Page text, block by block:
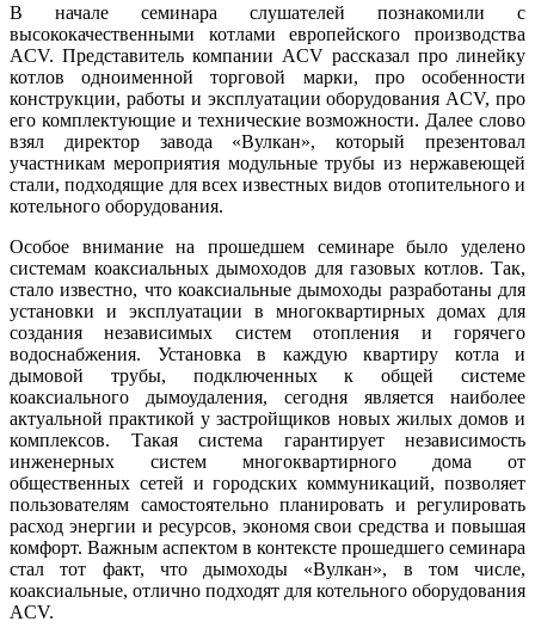
В начале семинара слушателей познакомили с
высококачественными котлами европейского производства
ACV. Представитель компании ACV рассказал про линейку
котлов одноименной торговой марки, про особенности
конструкции, работы и эксплуатации оборудования ACV, про
его комплектующие и технические возможности. Далее слово
взял директор завода «Вулкан», который презентовал
участникам мероприятия модульные трубы из нержавеющей
стали, подходящие для всех известных видов отопительного и
котельного оборудования.
Особое внимание на прошедшем семинаре было уделено
системам коаксиальных дымоходов для газовых котлов. Так,
стало известно, что коаксиальные дымоходы разработаны для
установки и эксплуатации в многоквартирных домах для
создания независимых систем отопления и горячего
водоснабжения. Установка в каждую квартиру котла и
дымовой трубы, подключенных к общей системе
коаксиального дымоудаления, сегодня является наиболее
актуальной практикой у застройщиков новых жилых домов и
комплексов. Такая система гарантирует независимость
инженерных систем многоквартирного дома от
общественных сетей и городских коммуникаций, позволяет
пользователям самостоятельно планировать и регулировать
расход энергии и ресурсов, экономя свои средства и повышая
комфорт. Важным аспектом в контексте прошедшего семинара
стал тот факт, что дымоходы «Вулкан», в том числе,
коаксиальные, отлично подходят для котельного оборудования
ACV.